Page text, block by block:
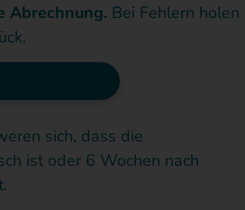
Abrechnung. Bei Fehlern holen
sich, dass die
ist oder 6 Wochen nach